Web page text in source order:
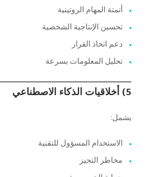
أتمتة المهام الروتينية
تحسين الإنتاجية الشخصية
دعم اتخاذ القرار
تحليل المعلومات بسرعة
5) أخلاقيات الذكاء الاصطناعي
يشمل:
الاستخدام المسؤول للتقنية
مخاطر التحيز